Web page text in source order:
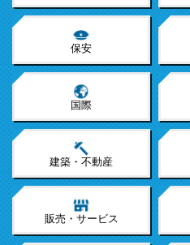
保安
国際
建築・不動産
販売・サービス